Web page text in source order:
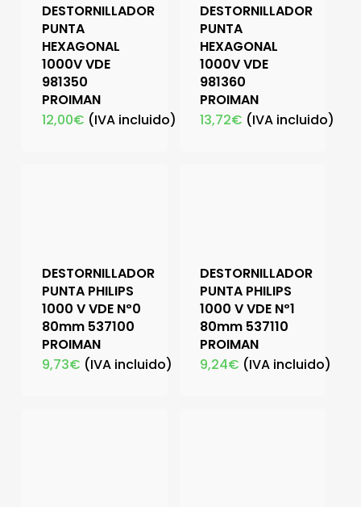
DESTORNILLADOR
PUNTA
HEXAGONAL
1000V VDE
981350
PROIMAN
12,00€ (IVA incluido)
DESTORNILLADOR
PUNTA
HEXAGONAL
1000V VDE
981360
PROIMAN
13,72€ (IVA incluido)
DESTORNILLADOR
PUNTA PHILIPS
1000 V VDE Nº0
80mm 537100
PROIMAN
9,73€ (IVA incluido)
DESTORNILLADOR
PUNTA PHILIPS
1000 V VDE Nº1
80mm 537110
PROIMAN
9,24€ (IVA incluido)